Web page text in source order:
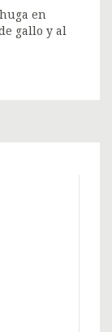
en
gallo y al